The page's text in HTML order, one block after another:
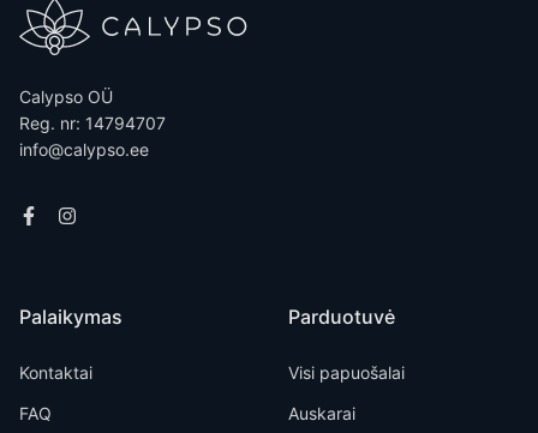
Calypso OÜ
Reg. nr: 14794707
info@calypso.ee
Palaikymas
Kontaktai
FAQ
Parduotuvė
Visi papuošalai
Auskarai